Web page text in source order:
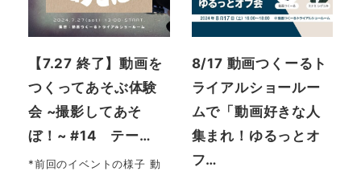
【7.27 終了】動画を
つくってあそぶ体験
会 ~撮影してあそ
ぼ！~ #14 テー…
*前回のイベントの様子 動
8/17 動画つくーるト
ライアルショールー
ムで「動画好きな人
集まれ！ゆるっとオ
フ…